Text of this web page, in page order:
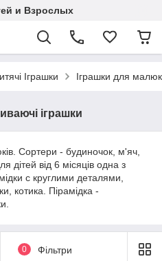
и Взрослых
Іграшки Іграшки для
іграшки
Сортери - будиночок, м'яч,
дітей від 6 місяців одна з
c круглими деталями,
котика. Пірамідка -
0 Фільтри